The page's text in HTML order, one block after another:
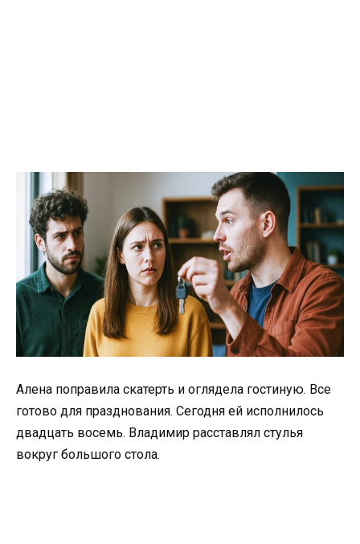
Алена поправила скатерть и оглядела гостиную. Все
готово для празднования. Сегодня ей исполнилось
двадцать восемь. Владимир расставлял стулья
вокруг большого стола.